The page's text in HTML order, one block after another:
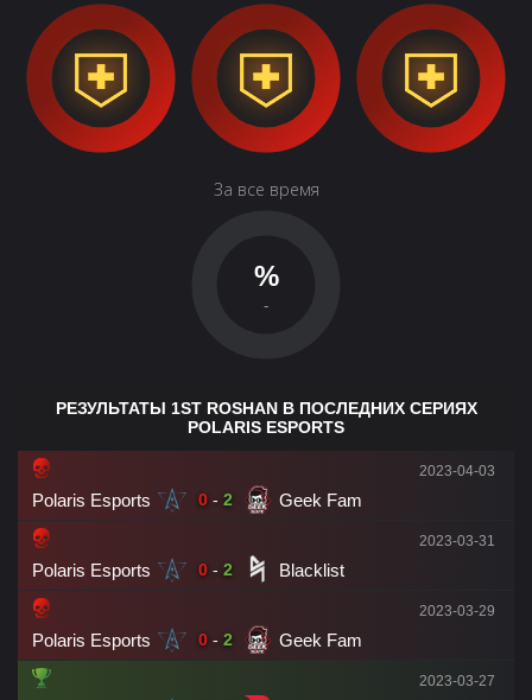
За все время
%
-
РЕЗУЛЬТАТЫ 1ST ROSHAN В ПОСЛЕДНИХ СЕРИЯХ
POLARIS ESPORTS
Polaris Esports 0 - 2 Geek Fam
2023-04-03
Polaris Esports 0 - 2 Blacklist
2023-03-31
Polaris Esports 0 - 2 Geek Fam
2023-03-29
2023-03-27